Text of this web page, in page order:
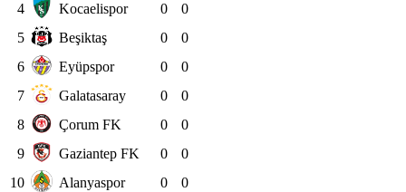
4
Kocaelispor 0
0
5
Beşiktaş 0
0
6
Eyüpspor 0
0
7
Galatasaray 0
0
8
Çorum FK 0
0
9
Gaziantep FK 0
0
10
Alanyaspor 0
0